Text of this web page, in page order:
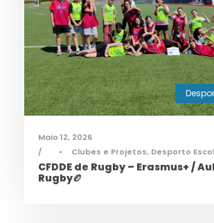
Maio 12, 2026
•
Clubes e Projetos, Desporto
CFDDE de Rugby – Erasmus+ /
Rugby🏉